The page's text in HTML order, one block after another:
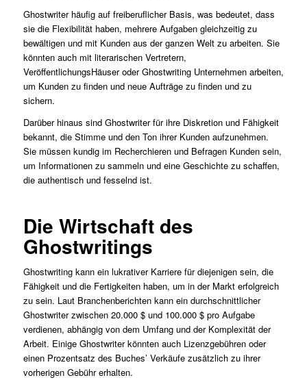
Ghostwriter häufig auf freiberuflicher Basis, was bedeutet, dass
sie die Flexibilität haben, mehrere Aufgaben gleichzeitig zu
bewältigen und mit Kunden aus der ganzen Welt zu arbeiten. Sie
könnten auch mit literarischen Vertretern,
VeröffentlichungsHäuser oder Ghostwriting Unternehmen arbeiten,
um Kunden zu finden und neue Aufträge zu finden und zu
sichern.
Darüber hinaus sind Ghostwriter für ihre Diskretion und Fähigkeit
bekannt, die Stimme und den Ton ihrer Kunden aufzunehmen.
Sie müssen kundig im Recherchieren und Befragen Kunden sein,
um Informationen zu sammeln und eine Geschichte zu schaffen,
die authentisch und fesselnd ist.
Die Wirtschaft des
Ghostwritings
Ghostwriting kann ein lukrativer Karriere für diejenigen sein, die
Fähigkeit und die Fertigkeiten haben, um in der Markt erfolgreich
zu sein. Laut Branchenberichten kann ein durchschnittlicher
Ghostwriter zwischen 20.000 $ und 100.000 $ pro Aufgabe
verdienen, abhängig von dem Umfang und der Komplexität der
Arbeit. Einige Ghostwriter könnten auch Lizenzgebühren oder
einen Prozentsatz des Buches’ Verkäufe zusätzlich zu ihrer
vorherigen Gebühr erhalten.